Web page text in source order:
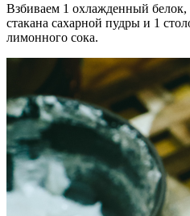
Взбиваем 1 охлажденный
стакана сахарной пудры и 1
лимонного сока.